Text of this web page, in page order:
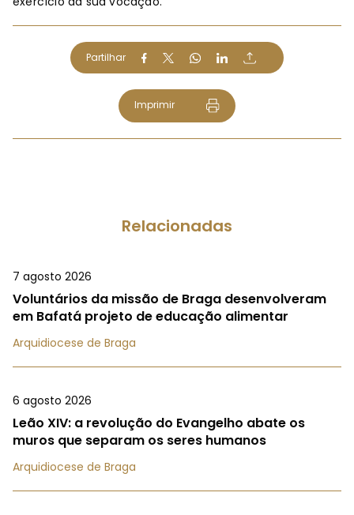
Partilhar
Imprimir
Relacionadas
7 agosto 2026
Voluntários da missão de Braga desenvolveram
em Bafatá projeto de educação alimentar
Arquidiocese de Braga
6 agosto 2026
Leão XIV: a revolução do Evangelho abate os
muros que separam os seres humanos
Arquidiocese de Braga